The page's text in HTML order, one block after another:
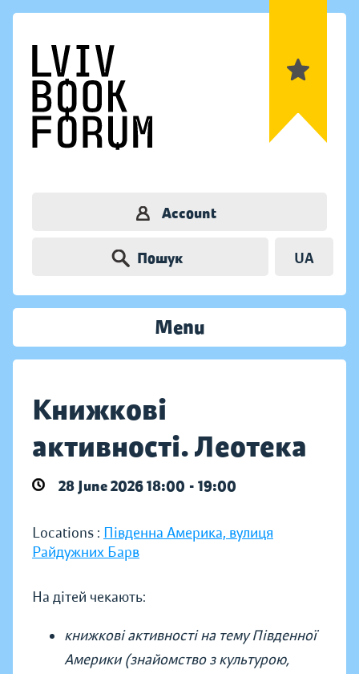
Account
Пошук UA
Menu
Книжкові
активності. Леотека
28 June 2026 18:00 - 19:00
Locations : Південна Америка, вулиця
Райдужних Барв
На дітей чекають:
книжкові активності на тему Південної
Америки (знайомство з культурою,